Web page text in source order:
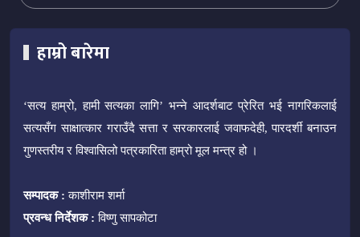
हाम्रो बारेमा
‘सत्य हाम्रो, हामी सत्यका लागि’ भन्ने आदर्शबाट प्रेरित भई नागरिकलाई
सत्यसँग साक्षात्कार गराउँदै सत्ता र सरकारलाई जवाफदेही, पारदर्शी बनाउन
गुणस्तरीय र विश्वासिलो पत्रकारिता हाम्रो मूल मन्त्र हो ।
सम्पादक : काशीराम शर्मा
प्रवन्ध निर्देशक : विष्णु सापकोटा